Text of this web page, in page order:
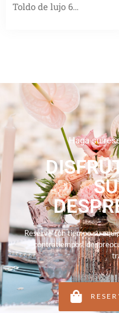
Toldo de lujo 6…
Haga su
Reserve con tiempo su
contratiempos,